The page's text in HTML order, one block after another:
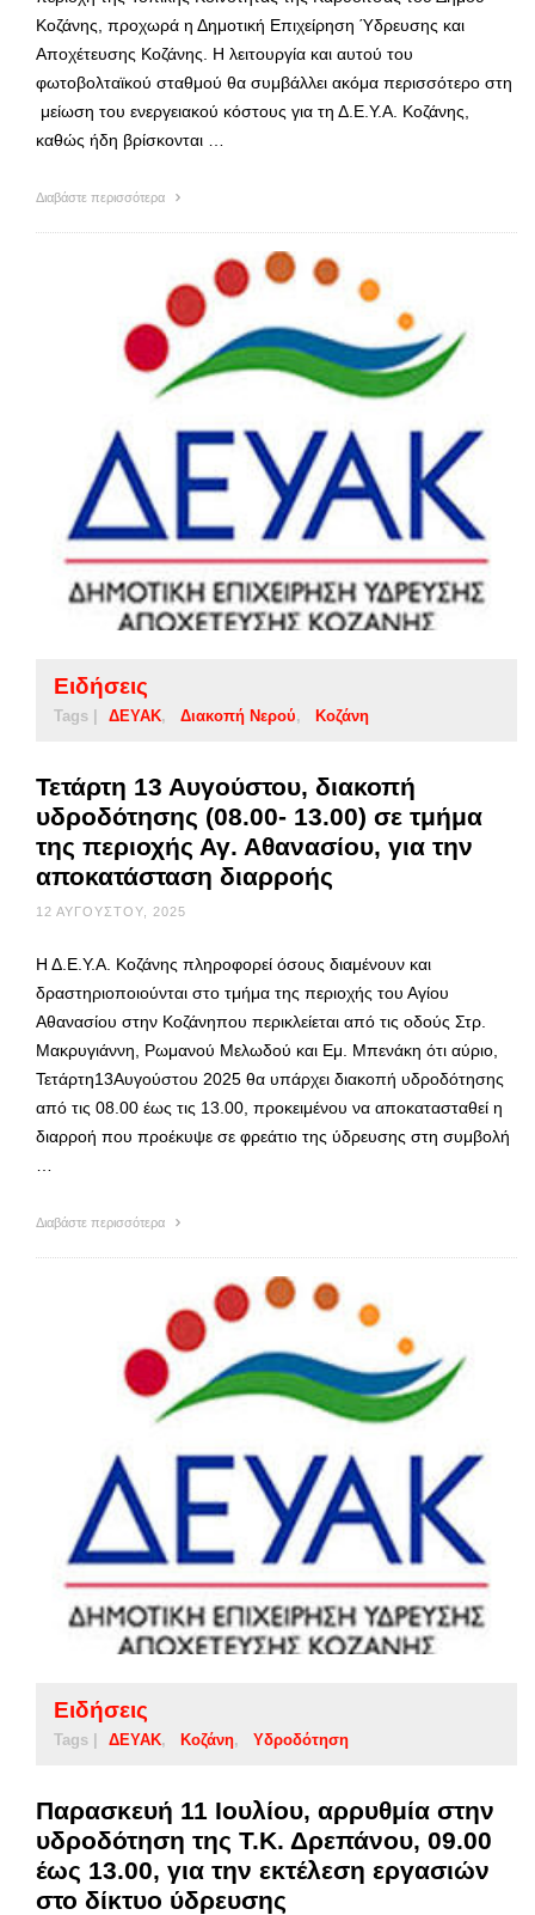
Κοζάνης, προχωρά η Δημοτική Επιχείρηση Ύδρευσης και
Αποχέτευσης Κοζάνης. Η λειτουργία και αυτού του
φωτοβολταϊκού σταθμού θα συμβάλλει ακόμα περισσότερο στη
μείωση του ενεργειακού κόστους για τη Δ.Ε.Υ.Α. Κοζάνης,
καθώς ήδη βρίσκονται …
Διαβάστε περισσότερα
Ειδήσεις
Tags | ΔΕΥΑΚ Διακοπή Νερού Κοζάνη
Τετάρτη 13 Αυγούστου, διακοπή
υδροδότησης (08.00- 13.00) σε τμήμα
της περιοχής Αγ. Αθανασίου, για την
αποκατάσταση διαρροής
12 ΑΥΓΟΎΣΤΟΥ, 2025
Η Δ.Ε.Υ.Α. Κοζάνης πληροφορεί όσους διαμένουν και
δραστηριοποιούνται στο τμήμα της περιοχής του Αγίου
Αθανασίου στην Κοζάνηπου περικλείεται από τις οδούς Στρ.
Μακρυγιάννη, Ρωμανού Μελωδού και Εμ. Μπενάκη ότι αύριο,
Τετάρτη13Αυγούστου 2025 θα υπάρχει διακοπή υδροδότησης
από τις 08.00 έως τις 13.00, προκειμένου να αποκατασταθεί η
διαρροή που προέκυψε σε φρεάτιο της ύδρευσης στη συμβολή
Διαβάστε περισσότερα
Ειδήσεις
Tags | ΔΕΥΑΚ Κοζάνη Υδροδότηση
Παρασκευή 11 Ιουλίου, αρρυθμία στην
υδροδότηση της Τ.Κ. Δρεπάνου, 09.00
έως 13.00, για την εκτέλεση εργασιών
στο δίκτυο ύδρευσης